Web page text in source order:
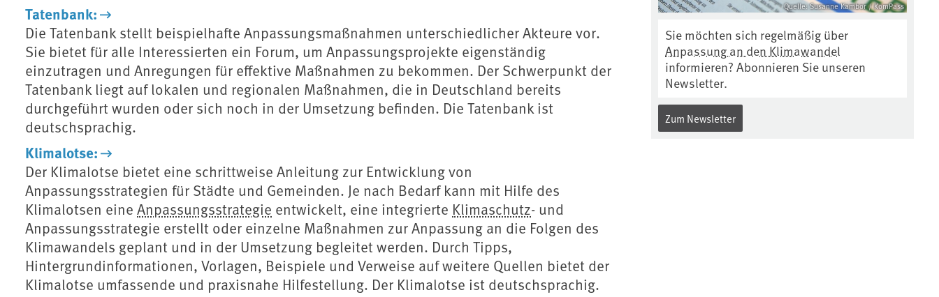
Tatenbank:
Die Tatenbank stellt beispielhafte Anpassungsmaßnahmen unterschiedlicher Akteure vor.
Sie bietet für alle Interessierten ein Forum, um Anpassungsprojekte eigenständig
einzutragen und Anregungen für effektive Maßnahmen zu bekommen. Der Schwerpunkt der
Tatenbank liegt auf lokalen und regionalen Maßnahmen, die in Deutschland bereits
durchgeführt wurden oder sich noch in der Umsetzung befinden. Die Tatenbank ist
deutschsprachig.
Klimalotse:
Der Klimalotse bietet eine schrittweise Anleitung zur Entwicklung von
Anpassungsstrategien für Städte und Gemeinden. Je nach Bedarf kann mit Hilfe des
Klimalotsen eine Anpassungsstrategie entwickelt, eine integrierte Klimaschutz- und
Anpassungsstrategie erstellt oder einzelne Maßnahmen zur Anpassung an die Folgen des
Klimawandels geplant und in der Umsetzung begleitet werden. Durch Tipps,
Hintergrundinformationen, Vorlagen, Beispiele und Verweise auf weitere Quellen bietet der
Klimalotse umfassende und praxisnahe Hilfestellung. Der Klimalotse ist deutschsprachig.
Quelle: Susanne Kambor / KomPass
Sie möchten sich regelmäßig über
Anpassung an den Klimawandel
informieren? Abonnieren Sie unseren
Newsletter.
Zum Newsletter